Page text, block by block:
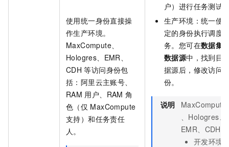
使用统一身份直接操
作生产环境。
MaxCompute、
Hologres、EMR、
CDH 等访问身份包
括：阿里云主账号、
RAM 用户、RAM 角
色（仅 MaxCompute
支持）和任务责任
人。
户）进行任务测试
生产环境：统一使
定的身份执行调度
务。您可在数据集
数据源中，找到目
据源后，修改访问
份。
说明
MaxCompute
、Hologres、
EMR、CDH
开发环境